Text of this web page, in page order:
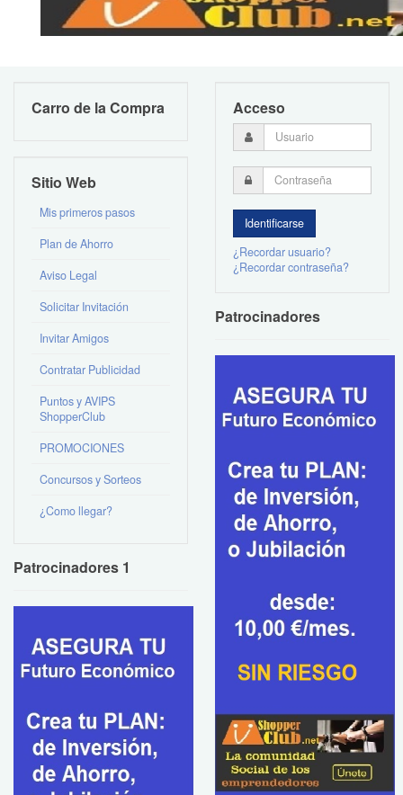
Carro de la Compra
Sitio Web
Mis primeros pasos
Plan de Ahorro
Aviso Legal
Solicitar Invitación
Invitar Amigos
Contratar Publicidad
Puntos y AVIPS
ShopperClub
PROMOCIONES
Concursos y Sorteos
¿Como llegar?
Patrocinadores 1
Acceso
¿Recordar usuario?
¿Recordar contraseña?
Patrocinadores